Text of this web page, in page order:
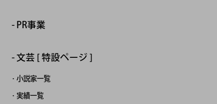
PR事業
文芸 [ 特設ページ ]
小説家一覧
実績一覧